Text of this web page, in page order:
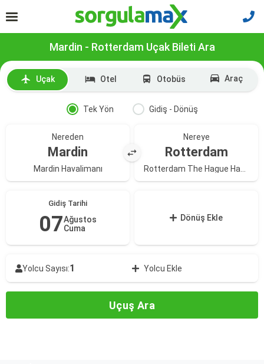
Mardin - Rotterdam Uçak Bileti Ara
Uçak Otel Otobüs Araç
Tek Yön Gidiş - Dönüş
Nereden
Mardin
Mardin Havalimanı
Nereye
Rotterdam
Gidiş Tarihi
07Ağustos
Cuma
Dönüş Ekle
Yolcu Sayısı:1 Yolcu Ekle
Uçuş Ara